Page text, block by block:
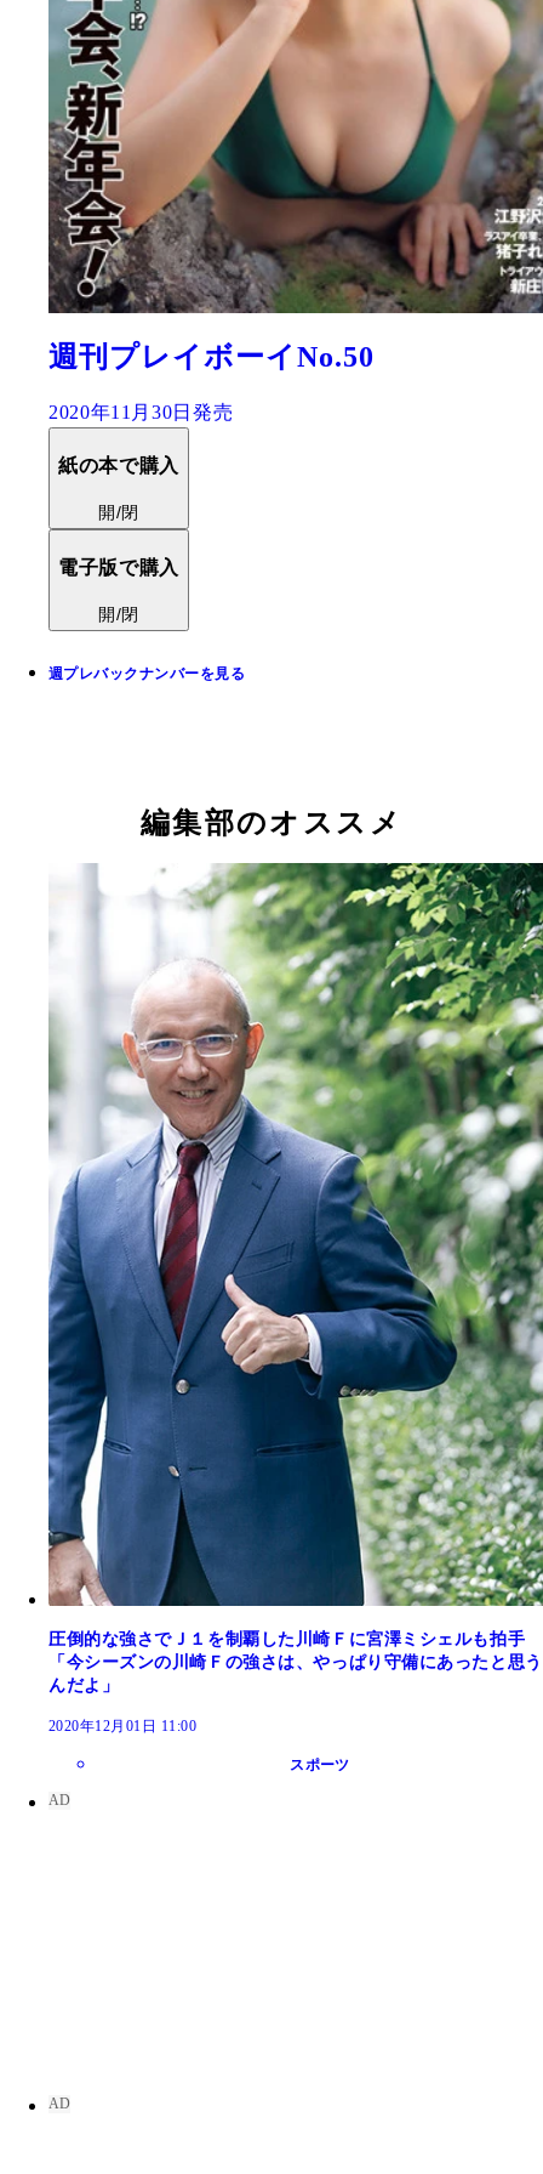
週刊プレイボーイNo.50
2020年11月30日発売
紙の本で購入
開/閉
電子版で購入
開/閉
週プレバックナンバーを見る
編集部のオススメ
圧倒的な強さでＪ１を制覇した川崎Ｆに宮澤ミシェルも拍手
「今シーズンの川崎Ｆの強さは、やっぱり守備にあったと思う
んだよ」
2020年12月01日 11:00
スポーツ